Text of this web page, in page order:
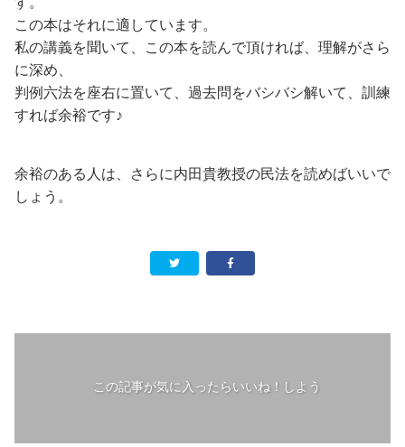
この本はそれに適しています。
私の講義を聞いて、この本を読んで頂ければ、理解がさら
に深め、
判例六法を座右に置いて、過去問をバシバシ解いて、訓練
すれば余裕です♪
余裕のある人は、さらに内田貴教授の民法を読めばいいで
しょう。
この記事が気に入ったらいいね！しよう